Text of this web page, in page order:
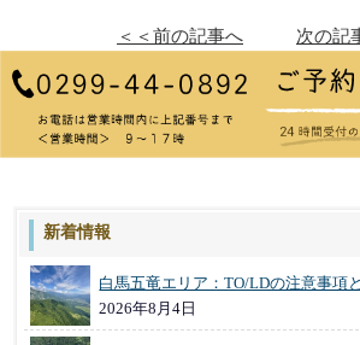
＜＜前の記事へ 次の記
新着情報
白馬五竜エリア：TO/LDの注意事項
2026年8月4日